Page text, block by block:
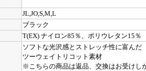
JL,JO,S,M,L
ブラック
T(EX) ナイロン85％、ポリウレタン15％
ソフトな光沢感とストレッチ性に富んだ
ツーウェイトリコット素材
※こちらの商品は返品、交換はお受けし